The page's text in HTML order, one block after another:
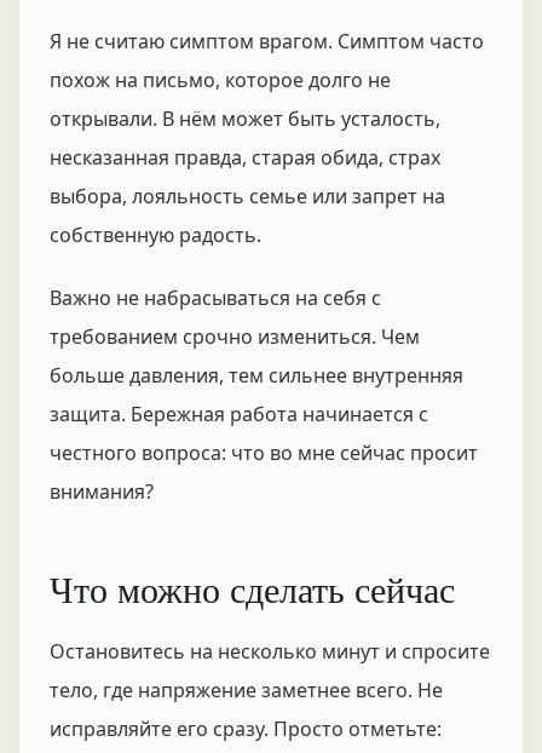
Я не считаю симптом врагом. Симптом часто
похож на письмо, которое долго не
открывали. В нём может быть усталость,
несказанная правда, старая обида, страх
выбора, лояльность семье или запрет на
собственную радость.
Важно не набрасываться на себя с
требованием срочно измениться. Чем
больше давления, тем сильнее внутренняя
защита. Бережная работа начинается с
честного вопроса: что во мне сейчас просит
внимания?
Что можно сделать сейчас
Остановитесь на несколько минут и спросите
тело, где напряжение заметнее всего. Не
исправляйте его сразу. Просто отметьте: